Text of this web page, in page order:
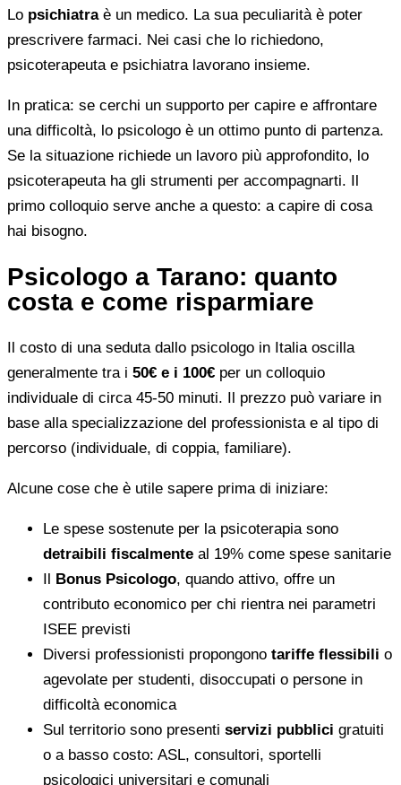
Lo psichiatraè un medico. La sua peculiarità è poter
prescrivere farmaci. Nei casi che lo richiedono,
psicoterapeuta e psichiatra lavorano insieme.
In pratica: se cerchi un supporto per capire e affrontare
una difficoltà, lo psicologo è un ottimo punto di partenza.
Se la situazione richiede un lavoro più approfondito, lo
psicoterapeuta ha gli strumenti per accompagnarti. Il
primo colloquio serve anche a questo: a capire di cosa
hai bisogno.
Psicologo a Tarano: quanto
costa e come risparmiare
Il costo di una seduta dallo psicologo in Italia oscilla
generalmente tra i 50€ e i 100€ per un colloquio
individuale di circa 45-50 minuti. Il prezzo può variare in
base alla specializzazione del professionista e al tipo di
percorso (individuale, di coppia, familiare).
Alcune cose che è utile sapere prima di iniziare:
Le spese sostenute per la psicoterapia sono
detraibili fiscalmente al 19% come spese sanitarie
Il Bonus Psicologo, quando attivo, offre un
contributo economico per chi rientra nei parametri
ISEE previsti
Diversi professionisti propongono tariffe flessibili o
agevolate per studenti, disoccupati o persone in
difficoltà economica
Sul territorio sono presenti servizi pubblici gratuiti
o a basso costo: ASL, consultori, sportelli
psicologici universitari e comunali